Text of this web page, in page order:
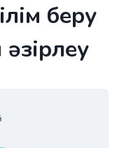
беру